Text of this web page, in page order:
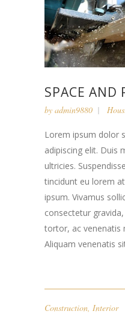
SPACE AND
by admin9880
Lorem ipsum dolor
adipiscing elit. Duis
ultricies.
tincidunt eu lorem
ipsum. Vivamus
consectetur
tortor, ac venenatis
Aliquam venenatis
Construction, Interior